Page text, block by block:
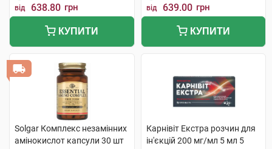
від 638.80 грн
КУПИТИ
від 639.00 грн
КУПИТИ
Solgar Комплекс незамінних
амінокислот капсули 30 шт
Карнівіт Екстра розчин для
ін'єкцій 200 мг/мл 5 мл 5